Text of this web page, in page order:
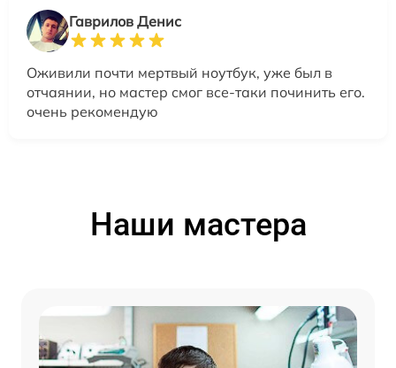
Гаврилов Денис
Оживили почти мертвый ноутбук, уже был в
отчаянии, но мастер смог все-таки починить его.
очень рекомендую
Наши мастера